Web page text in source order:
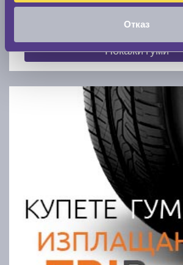
Отказ
Покажи гуми